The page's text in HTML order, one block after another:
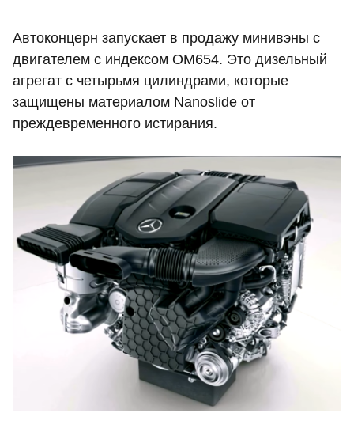
Автоконцерн запускает в продажу минивэны с
двигателем с индексом ОМ654. Это дизельный
агрегат с четырьмя цилиндрами, которые
защищены материалом Nanoslide от
преждевременного истирания.